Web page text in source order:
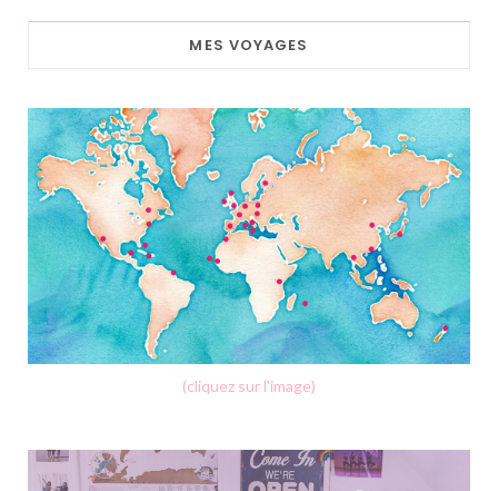
MES VOYAGES
(cliquez sur l'image)